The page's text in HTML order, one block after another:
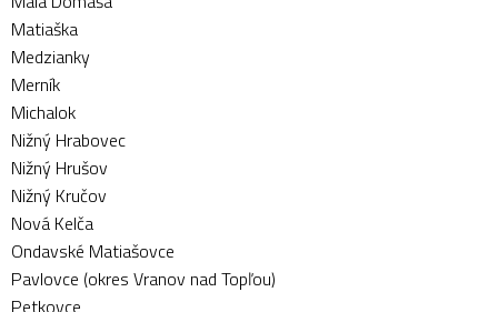
Matiaška
Medzianky
Merník
Michalok
Nižný Hrabovec
Nižný Hrušov
Nižný Kručov
Nová Kelča
Ondavské Matiašovce
Pavlovce (okres Vranov nad Topľou)
Petkovce